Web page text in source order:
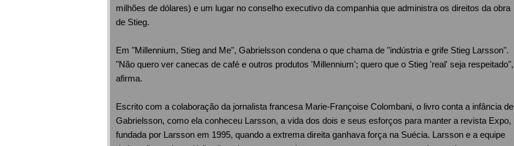
milhões de dólares) e um lugar no conselho executivo da companhia que administra os direitos da obra
de Stieg.
Em "Millennium, Stieg and Me", Gabrielsson condena o que chama de "indústria e grife Stieg Larsson".
"Não quero ver canecas de café e outros produtos 'Millennium'; quero que o Stieg 'real' seja respeitado",
afirma.
Escrito com a colaboração da jornalista francesa Marie-Françoise Colombani, o livro conta a infância de
Gabrielsson, como ela conheceu Larsson, a vida dos dois e seus esforços para manter a revista Expo,
fundada por Larsson em 1995, quando a extrema direita ganhava força na Suécia. Larsson e a equipe